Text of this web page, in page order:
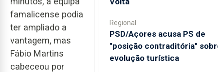
famalicense podia
ter ampliado a
vantagem, mas
Fábio Martins
cabeceou por
Regional
PSD/Açores acusa PS de
"posição contraditória"
evolução turística